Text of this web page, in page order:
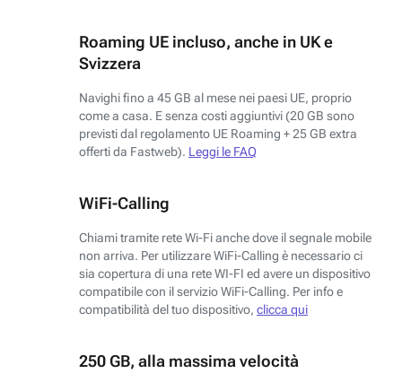
Roaming UE incluso, anche in UK e
Svizzera
Navighi fino a 45 GB al mese nei paesi UE, proprio
come a casa. E senza costi aggiuntivi (20 GB sono
previsti dal regolamento UE Roaming + 25 GB extra
offerti da Fastweb). Leggi le FAQ
WiFi-Calling
Chiami tramite rete Wi-Fi anche dove il segnale mobile
non arriva. Per utilizzare WiFi-Calling è necessario ci
sia copertura di una rete WI-FI ed avere un dispositivo
compatibile con il servizio WiFi-Calling. Per info e
compatibilità del tuo dispositivo, clicca qui
250 GB, alla massima velocità